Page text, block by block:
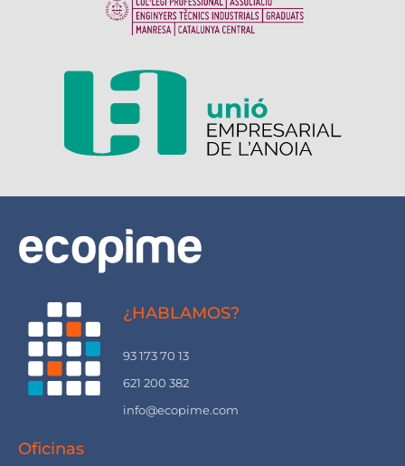
¿HABLAMOS?
93 173 70 13
621 200 382
info@ecopime.com
Oficinas